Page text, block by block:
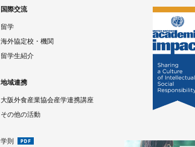
国際交流
留学
海外協定校・機関
留学生紹介
地域連携
大阪外食産業協会産学連携講座
その他の活動
学則